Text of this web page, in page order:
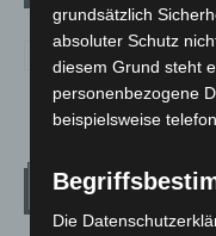
grundsätzlich
absoluter Schutz
diesem Grund steht
personenbezogene
beispielsweise
Die